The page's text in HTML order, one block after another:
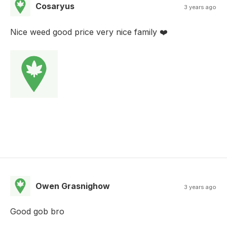
Cosaryus 3 years ago
Nice weed good price very nice family ❤️
Owen Grasnighow 3 years ago
Good gob bro